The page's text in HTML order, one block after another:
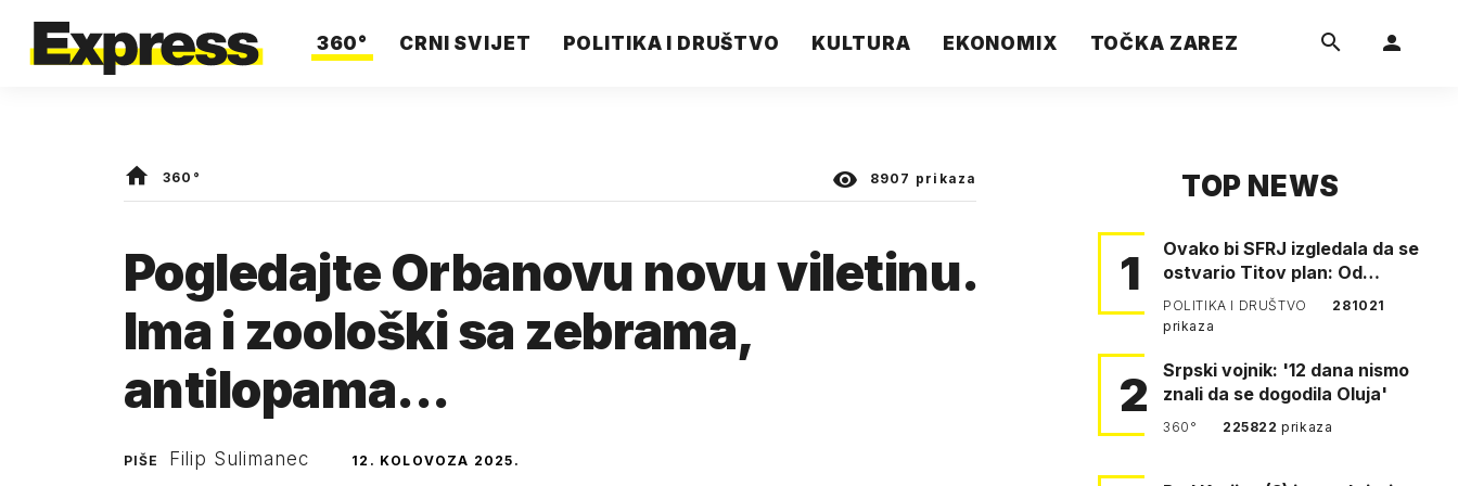
360° CRNI SVIJET POLITIKA I DRUŠTVO KULTURA EKONOMIX TOČKA ZAREZ
360° 8907 prikaza
Pogledajte Orbanovu novu viletinu.
Ima i zoološki sa zebrama,
antilopama...
PIŠE Filip Sulimanec 12. KOLOVOZA 2025.
TOP NEWS
1
Ovako bi SFRJ izgledala da se
ostvario Titov plan: Od
Klagenfurta do Istanbula!
POLITIKA I DRUŠTVO
281021
prikaza
2
Srpski vojnik: '12 dana nismo
znali da se dogodila Oluja'
360° 225822prikaza